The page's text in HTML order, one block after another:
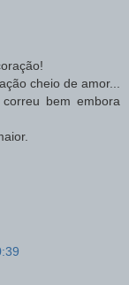
cheio de amor...
bem embora